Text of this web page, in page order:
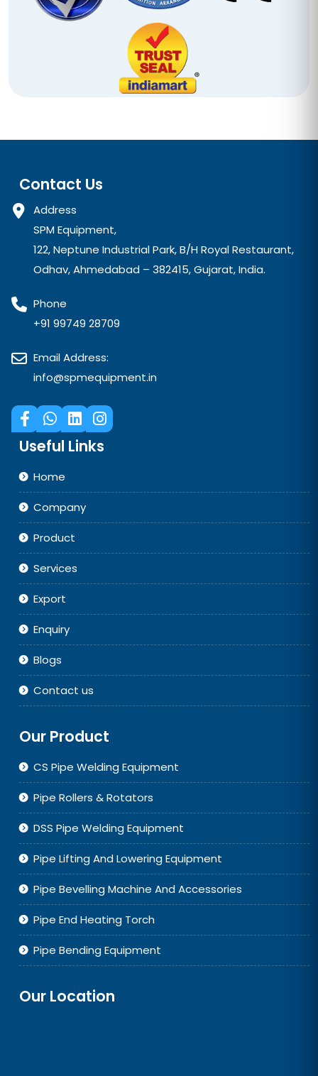
Contact Us
Address
SPM Equipment,
122, Neptune Industrial Park, B/H Royal Restaurant,
Odhav, Ahmedabad – 382415, Gujarat, India.
Phone
+91 99749 28709
Email Address:
info@spmequipment.in
Useful Links
Home
Company
Product
Services
Export
Enquiry
Blogs
Contact us
Our Product
CS Pipe Welding Equipment
Pipe Rollers & Rotators
DSS Pipe Welding Equipment
Pipe Lifting And Lowering Equipment
Pipe Bevelling Machine And Accessories
Pipe End Heating Torch
Pipe Bending Equipment
Our Location